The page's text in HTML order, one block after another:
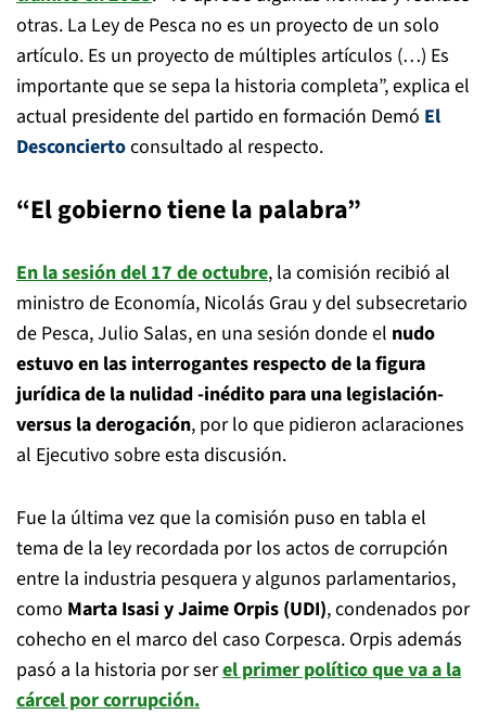
otras. La Ley de Pesca no es un proyecto de un solo
artículo. Es un proyecto de múltiples artículos (…) Es
importante que se sepa la historia completa”, explica el
actual presidente del partido en formación Demó El
Desconciertoconsultado al respecto.
“El gobierno tiene la palabra”
En la sesión del 17 de octubre, la comisión recibió al
ministro de Economía, Nicolás Grau y del subsecretario
de Pesca, Julio Salas, en una sesión donde el nudo
estuvo en las interrogantes respecto de la figura
jurídica de la nulidad -inédito para una legislación-
versus la derogación, por lo que pidieron aclaraciones
al Ejecutivo sobre esta discusión.
Fue la última vez que la comisión puso en tabla el
tema de la ley recordada por los actos de corrupción
entre la industria pesquera y algunos parlamentarios,
como Marta Isasi y Jaime Orpis (UDI), condenados por
cohecho en el marco del caso Corpesca. Orpis además
pasó a la historia por serel primer político que va a la
cárcel por corrupción.